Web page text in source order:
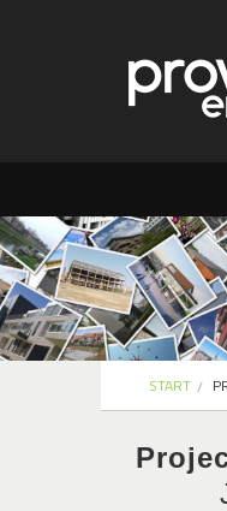
Start
Bureau
Stabiliteit
Infrastructuur
START